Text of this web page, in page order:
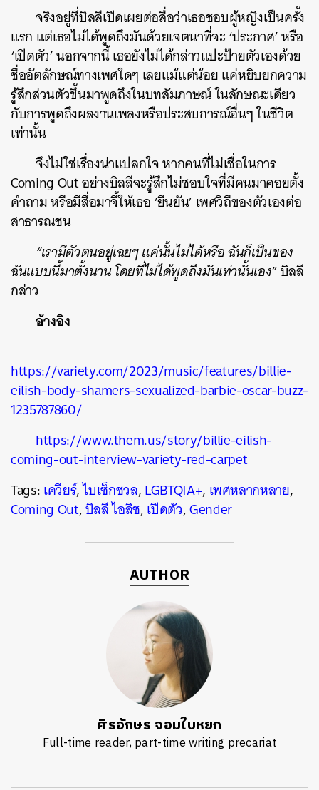
จริงอยู่ที่บิลลีเปิดเผยต่อสื่อว่าเธอชอบผู้หญิงเป็นครั้ง
แรก แต่เธอไม่ได้พูดถึงมันด้วยเจตนาที่จะ ‘ประกาศ’ หรือ
‘เปิดตัว’ นอกจากนี้ เธอยังไม่ได้กล่าวแปะป้ายตัวเองด้วย
ชื่ออัตลักษณ์ทางเพศใดๆ เลยแม้แต่น้อย แค่หยิบยกความ
รู้สึกส่วนตัวขึ้นมาพูดถึงในบทสัมภาษณ์ ในลักษณะเดียว
กับการพูดถึงผลงานเพลงหรือประสบการณ์อื่นๆ ในชีวิต
เท่านั้น
จึงไม่ใช่เรื่องน่าแปลกใจ หากคนที่ไม่เชื่อในการ
Coming Out อย่างบิลลีจะรู้สึกไม่ชอบใจที่มีคนมาคอยตั้ง
คำถาม หรือมีสื่อมาจี้ให้เธอ ‘ยืนยัน’ เพศวิถีของตัวเองต่อ
สาธารณชน
“เรามีตัวตนอยู่เฉยๆ แค่นั้นไม่ได้หรือ ฉันก็เป็นของ
ฉันแบบนี้มาตั้งนาน โดยที่ไม่ได้พูดถึงมันเท่านั้นเอง”บิลลี
กล่าว
อ้างอิง
https://variety.com/2023/music/features/billie-
eilish-body-shamers-sexualized-barbie-oscar-buzz-
1235787860/
https://www.them.us/story/billie-eilish-
coming-out-interview-variety-red-carpet
Tags:เควียร์,ไบเซ็กชวล,LGBTQIA+, เพศหลากหลาย,
Coming Out,บิลลี ไอลิช,เปิดตัว,Gender
AUTHOR
ศิรอักษร จอมใบหยก
Full-time reader, part-time writing precariat